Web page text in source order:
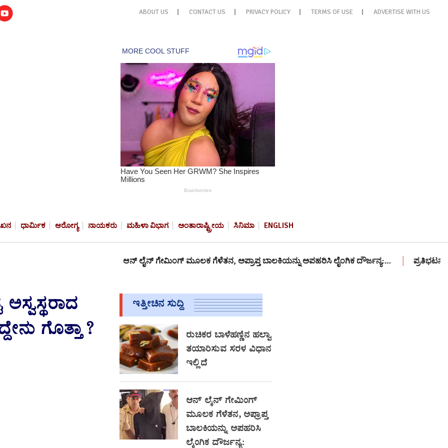
ABOUT US CONTACT US PRIVACY POLICY TERMS OF USE ADVERTISE WITH US
ಧಾರ್ಮಿಕ ಆರೋಗ್ಯ ನಾಯಕರು ಮಹಿಳಾ ವಿಭಾಗ ಅಂತಾರಾಷ್ಟ್ರೀಯ ಸಿನಿಮಾ ENGLISH
ಆನ್‌ ಲೈನ್ ಗೇಮಿಂಗ್‌ ಮೂಲಕ ಗೆಳೆತನ, ಅಪ್ರಾಪ್ತ ಬಾಲಕಿಯನ್ನು ಅಪಹರಿಸಿ ಲೈಂಗಿಕ ದೌರ್ಜನ್ಯ:… ಪ್ರತಿಭಟನಾ ಸ್ಥಳಕ್ಕೆ 12
ಗೊತ್ತಾ?
ಇತ್ತೀಚಿನ ಸುದ್ದಿ
ರುಚಿಕರ ಬಾಳೆಹಣ್ಣಿನ ಹಲ್ವಾ
ತಯಾರಿಸುವ ಸರಳ ವಿಧಾನ
ಇಲ್ಲಿದೆ
ಆನ್‌ ಲೈನ್ ಗೇಮಿಂಗ್‌
ಮೂಲಕ ಗೆಳೆತನ, ಅಪ್ರಾಪ್ತ
ಬಾಲಕಿಯನ್ನು ಅಪಹರಿಸಿ
ಲೈಂಗಿಕ ದೌರ್ಜನ್ಯ: